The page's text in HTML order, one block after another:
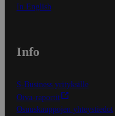
In English
Info
S-Business yrityksille
Oiva-raportit
Osuuskauppojen yhteystiedot